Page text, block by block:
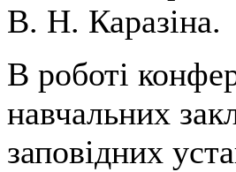
В. Н. Каразіна.
В роботі
навчальних
заповідних